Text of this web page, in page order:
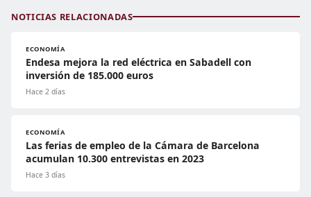
NOTICIAS RELACIONADAS
ECONOMÍA
Endesa mejora la red eléctrica en Sabadell con
inversión de 185.000 euros
Hace 2 días
ECONOMÍA
Las ferias de empleo de la Cámara de Barcelona
acumulan 10.300 entrevistas en 2023
Hace 3 días